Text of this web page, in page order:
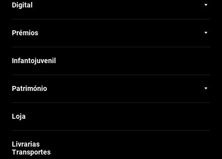
Digital
Prémios
Infantojuvenil
Património
Loja
Livrarias
Transportes